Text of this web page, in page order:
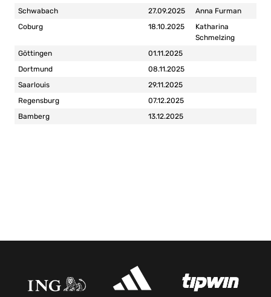
Schwabach
27.09.2025
Anna Furman
Coburg
18.10.2025
Katharina
Schmelzing
Göttingen
01.11.2025
Dortmund
08.11.2025
Saarlouis
29.11.2025
Regensburg
07.12.2025
Bamberg
13.12.2025